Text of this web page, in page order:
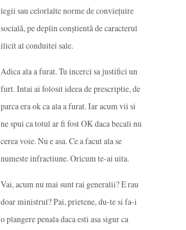
legii sau celorlalte norme de convieţuire
socială, pe deplin conştientă de caracterul
ilicit al conduitei sale.
Adica ala a furat. Tu incerci sa justifici un
furt. Intai ai folosit ideea de prescriptie, de
parca era ok ca ala a furat. Iar acum vii si
ne spui ca totul ar fi fost OK daca becali nu
cerea voie. Nu e asa. Ce a facut ala se
numeste infractiune. Oricum te-ai uita.
Vai, acum nu mai sunt rai generalii? E rau
doar ministrul? Pai, prietene, du-te si fa-i
o plangere penala daca esti asa sigur ca